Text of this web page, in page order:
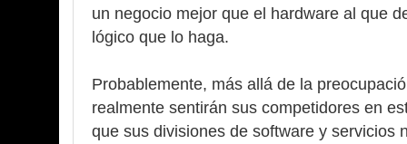
un negocio mejor que el hardware al que
lógico que lo haga.
Probablemente, más allá de la
realmente sentirán sus competidores en
que sus divisiones de software y servicios